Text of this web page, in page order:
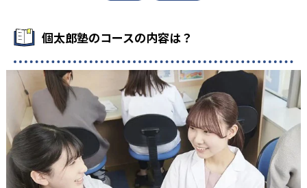
個太郎塾のコースの内容は？